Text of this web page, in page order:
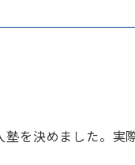
塾を決めました。実